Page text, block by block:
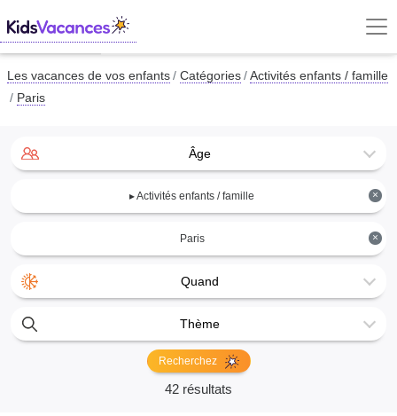
Les vacances de vos enfants Catégories
Activités enfants / famille
Paris
Âge
×
▸ Activités enfants / famille
×
Paris
Quand
Thème
Recherchez
42 résultats